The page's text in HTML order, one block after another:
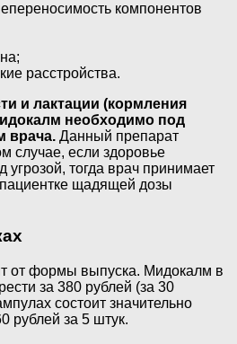
компонентов
расстройства.
и лактации (кормления
необходимо под
врача. Данный препарат
случае, если здоровье
тогда врач принимает
щадящей дозы
от формы выпуска. Мидокалм в
за 380 рублей (за 30
состоит значительно
рублей за 5 штук.